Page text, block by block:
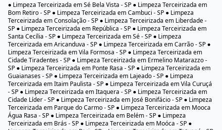
● Limpeza Terceirizada em Sé Bela Vista - SP ● Limpeza Terceirizada em
Bom Retiro - SP ● Limpeza Terceirizada em Cambuci - SP ● Limpeza
Terceirizada em Consolação - SP ● Limpeza Terceirizada em Liberdade -
SP ● Limpeza Terceirizada em República - SP ● Limpeza Terceirizada em
Santa Cecília - SP ● Limpeza Terceirizada em Sé - SP ● Limpeza
Terceirizada em Aricanduva - SP ● Limpeza Terceirizada em Carrão - SP ●
Limpeza Terceirizada em Vila Formosa - SP ● Limpeza Terceirizada em
Cidade Tiradentes - SP ● Limpeza Terceirizada em Ermelino Matarazzo -
SP ● Limpeza Terceirizada em Ponte Rasa - SP ● Limpeza Terceirizada em
Guaianases - SP ● Limpeza Terceirizada em Lajeado - SP ● Limpeza
Terceirizada em Itaim Paulista - SP ● Limpeza Terceirizada em Vila Curuçá
- SP ● Limpeza Terceirizada em Itaquera - SP ● Limpeza Terceirizada em
Cidade Líder - SP ● Limpeza Terceirizada em José Bonifácio - SP ● Limpeza
Terceirizada em Parque do Carmo - SP ● Limpeza Terceirizada em Mooca
Água Rasa - SP ● Limpeza Terceirizada em Belém - SP ● Limpeza
Terceirizada em Brás - SP ● Limpeza Terceirizada em Moóca - SP ●